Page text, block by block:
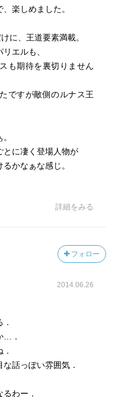
楽しめました。
に、王道要素満載。
エルも、
も期待を裏切りません
ですが敵側のルナス王
とに凄く登場人物が
かなぁな感じ。
詳細をみる
フォロー
2014.06.26
…．
話っぽい雰囲気．
わー．